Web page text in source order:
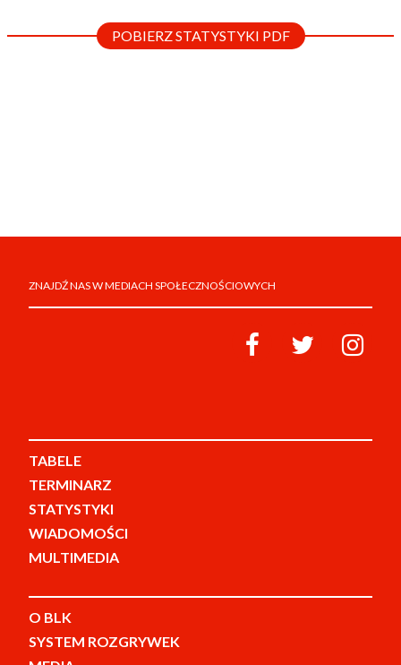
POBIERZ STATYSTYKI PDF
ZNAJDŹ NAS W MEDIACH SPOŁECZNOŚCIOWYCH
TABELE
TERMINARZ
STATYSTYKI
WIADOMOŚCI
MULTIMEDIA
O BLK
SYSTEM ROZGRYWEK